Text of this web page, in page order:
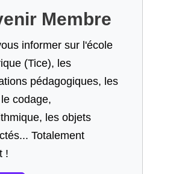
Membre
informer sur l'école
(Tice), les
pédagogiques, les
codage,
les objets
Totalement
!